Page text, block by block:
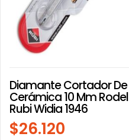
Diamante Cortador De
Cerámica 10 Mm Rodel
Rubi Widia 1946
$26.120